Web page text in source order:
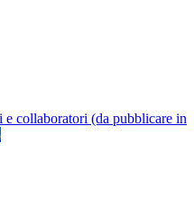
e collaboratori (da pubblicare in